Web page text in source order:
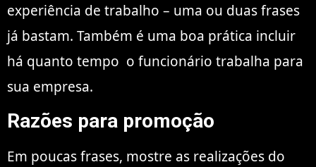
experiência de trabalho – uma ou duas frases
já bastam. Também é uma boa prática incluir
há quanto tempo o funcionário trabalha para
sua empresa.
Razões para promoção
Em poucas frases, mostre as realizações do